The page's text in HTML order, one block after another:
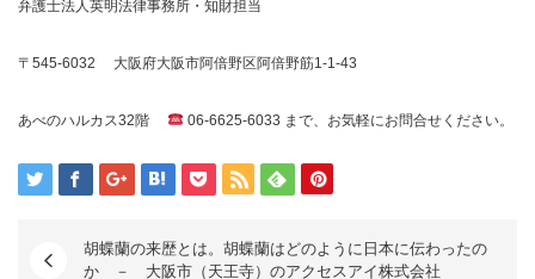
弁護士法人英明法律事務所・知財担当
〒545-6032 大阪府大阪市阿倍野区阿倍野筋1-1-43
あべのハルカス32階 06-6625-6033 まで、お気軽にお問合せください。
胡蝶蘭の来歴とは。胡蝶蘭はどのように日本に伝わったの
か － 大阪市（天王寺）のアクセスアイ株式会社